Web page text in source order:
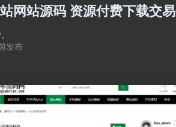
网站源码 资源付费下载交
发布